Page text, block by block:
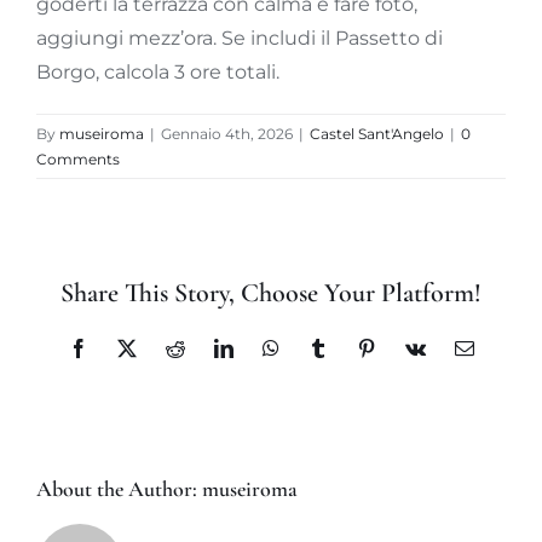
aggiungi mezz’ora. Se includi il Passetto di
Borgo, calcola 3 ore totali.
By museiroma | Gennaio 4th, 2026 | Castel Sant'Angelo | 0
Comments
Share This Story, Choose Your Platform!
Facebook
X RedditLinkedInWhatsAppTumblrPinterest
Vk Email
About the Author: museiroma